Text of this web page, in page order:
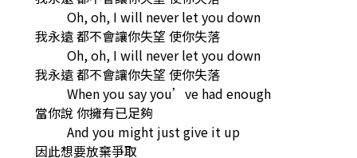
Oh, oh, I will never let you down
我永遠 都不會讓你失望 使你失落
Oh, oh, I will never let you down
我永遠 都不會讓你失望 使你失落
When you say you’ve had enough
當你說 你擁有已足夠
And you might just give it up
因此想要放棄爭取